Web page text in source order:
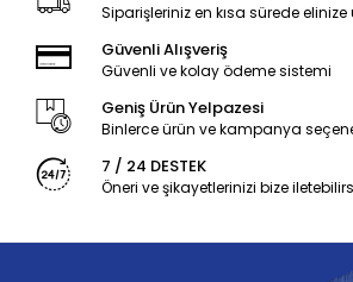
Siparişleriniz en kısa sürede elinize
Güvenli Alışveriş
Güvenli ve kolay ödeme sistemi
Geniş Ürün Yelpazesi
Binlerce ürün ve kampanya
7 / 24 DESTEK
Öneri ve şikayetlerinizi bize